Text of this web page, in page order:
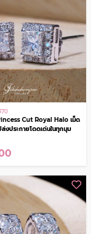
Cut Royal Halo เม็ด
ล่งประกายโดดเด่นในทุกมุม